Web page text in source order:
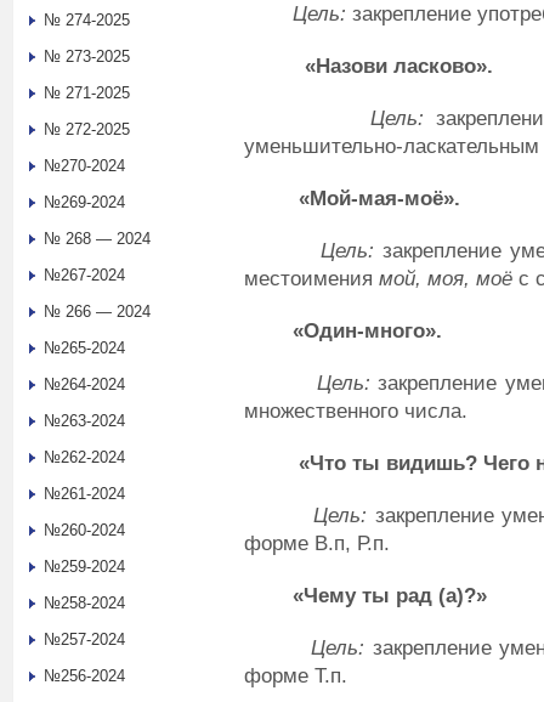
Цель: закрепление
«Назови ласково».
Цель:
уменьшительно-
«Мой-мая-моё».
Цель: закрепление
местоимения мой, моя, моё с
«Один-много».
Цель: закрепление
множественного числа.
«Что ты видишь? Чего
Цель: закрепление
форме В.п, Р.п.
«Чему ты рад (а)?»
Цель: закрепление
форме Т.п.
№ 274-2025
№ 273-2025
№ 271-2025
№ 272-2025
№270-2024
№269-2024
№ 268 — 2024
№267-2024
№ 266 — 2024
№265-2024
№264-2024
№263-2024
№262-2024
№261-2024
№260-2024
№259-2024
№258-2024
№257-2024
№256-2024